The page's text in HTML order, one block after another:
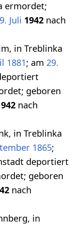
ermordet;
Juli 1942 nach
in Treblinka
1881; am 29.
geboren
nach
in Treblinka
1865;
deportiert
geboren
nach
in